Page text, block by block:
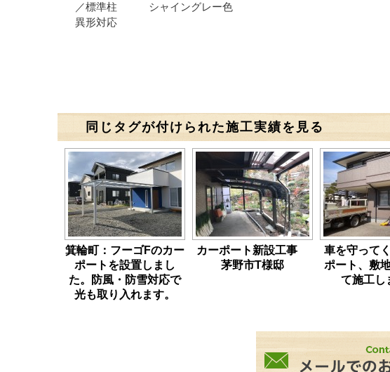
／標準柱 シャイングレー色
異形対応
同じタグが付けられた施工実績を見る
箕輪町：フーゴFのカー
ポートを設置しまし
た。防風・防雪対応で
光も取り入れます。
カーポート新設工事
茅野市T様邸
車を守って
ポート、敷
て施工し